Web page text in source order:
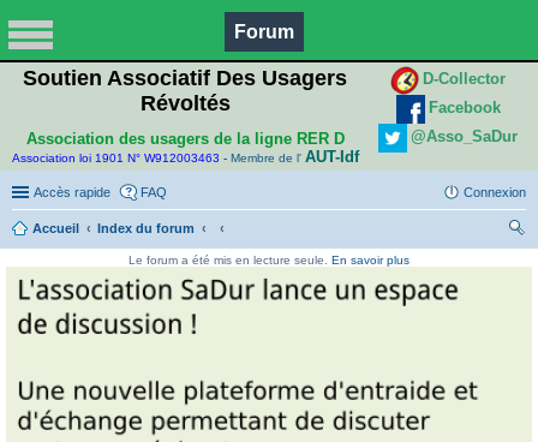
Forum
Soutien Associatif Des Usagers
Révoltés
Association des usagers de la ligne RER D
Association loi 1901 N° W912003463 - Membre de l' AUT-Idf
D-Collector
Facebook
@Asso_SaDur
Accès rapide FAQ Connexion
Accueil
Index du forum
Le forum a été mis en lecture seule. En savoir plus